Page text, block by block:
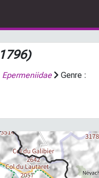
Epermeniidae Genre :